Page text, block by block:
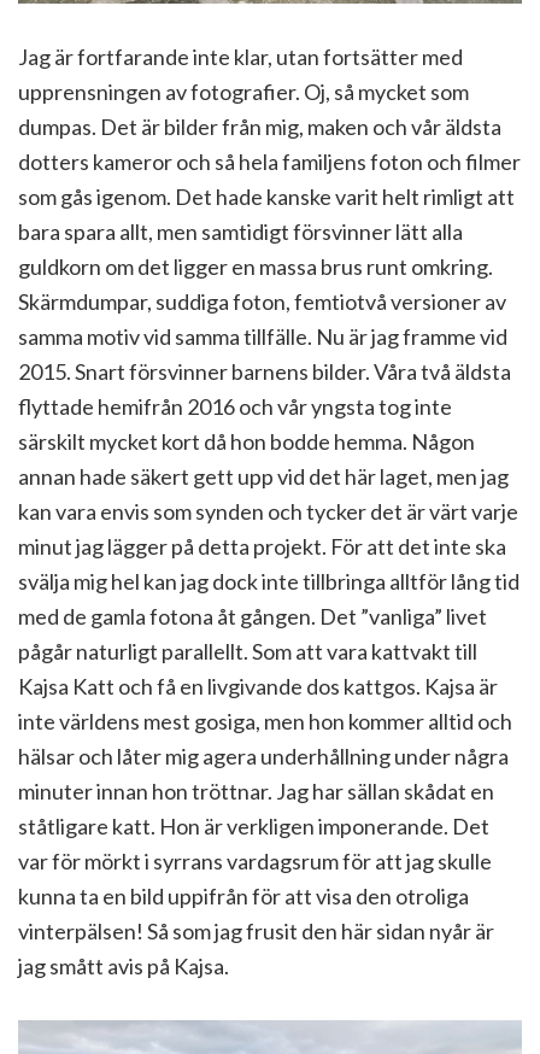
Jag är fortfarande inte klar, utan fortsätter med
upprensningen av fotografier. Oj, så mycket som
dumpas. Det är bilder från mig, maken och vår äldsta
dotters kameror och så hela familjens foton och filmer
som gås igenom. Det hade kanske varit helt rimligt att
bara spara allt, men samtidigt försvinner lätt alla
guldkorn om det ligger en massa brus runt omkring.
Skärmdumpar, suddiga foton, femtiotvå versioner av
samma motiv vid samma tillfälle. Nu är jag framme vid
2015. Snart försvinner barnens bilder. Våra två äldsta
flyttade hemifrån 2016 och vår yngsta tog inte
särskilt mycket kort då hon bodde hemma. Någon
annan hade säkert gett upp vid det här laget, men jag
kan vara envis som synden och tycker det är värt varje
minut jag lägger på detta projekt. För att det inte ska
svälja mig hel kan jag dock inte tillbringa alltför lång tid
med de gamla fotona åt gången. Det ”vanliga” livet
pågår naturligt parallellt. Som att vara kattvakt till
Kajsa Katt och få en livgivande dos kattgos. Kajsa är
inte världens mest gosiga, men hon kommer alltid och
hälsar och låter mig agera underhållning under några
minuter innan hon tröttnar. Jag har sällan skådat en
ståtligare katt. Hon är verkligen imponerande. Det
var för mörkt i syrrans vardagsrum för att jag skulle
kunna ta en bild uppifrån för att visa den otroliga
vinterpälsen! Så som jag frusit den här sidan nyår är
jag smått avis på Kajsa.